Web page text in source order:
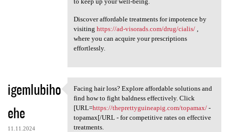
Discover affordable treatments for impotence by
visiting https://ad-visorads.com/drug/cialis/,
where you can acquire your prescriptions
effortlessly.
igemlubiho
ehe
11.11.2024
Facing hair loss? Explore
Facing hair loss? Explore affordable solutions and
find how to fight baldness effectively. Click
[URL=https://theprettyguineapig.com/topamax/-
topamax[/URL - for competitive rates on effective
treatments.